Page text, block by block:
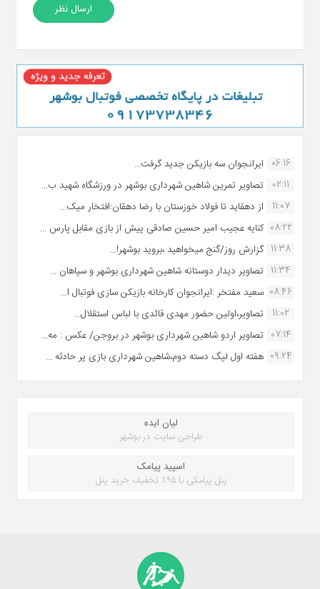
06:16 ایرانجوان سه بازیکن جدید گرفت...
02:11
تصاویر تمرین شاهین شهردارى بوشهر در ورزشگاه شهید ب...
11:07
از دهقاید تا فولاد خوزستان با رضا دهقان:افتخار میک...
08:22 کنایه عجیب امیر حسین صادقی پیش از بازی مقابل پارس ...
11:38 گزارش روز/گنج میخواهید ،بروید بوشهر!...
11:34 تصاویر دیدار دوستانه شاهین شهردارى بوشهر و سپاهان ...
08:46 سعید مفتخر :ایرانجوان کارخانه بازیکن سازی فوتبال ا...
11:02
تصاویر،اولین حضور مهدی قائدی با لباس استقلال...
07:14 تصاویر اردو شاهین شهرداری بوشهر در بروجن/ عکس : مه...
09:24 هفته اول لیگ دسته دوم،شاهین شهرداری بازی پر حادثه ...
لیان ایده
طراحی سایت در بوشهر
اسپید پیامک
پنل پیامکی با ۹۵٪ تخفیف خرید پنل